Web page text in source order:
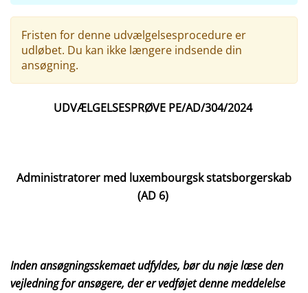
Fristen for denne udvælgelsesprocedure er
udløbet. Du kan ikke længere indsende din
ansøgning.
UDVÆLGELSESPRØVE PE/AD/304/2024
Administratorer med luxembourgsk statsborgerskab
(AD 6)
Inden ansøgningsskemaet udfyldes, bør du nøje læse den
vejledning for ansøgere, der er vedføjet denne meddelelse